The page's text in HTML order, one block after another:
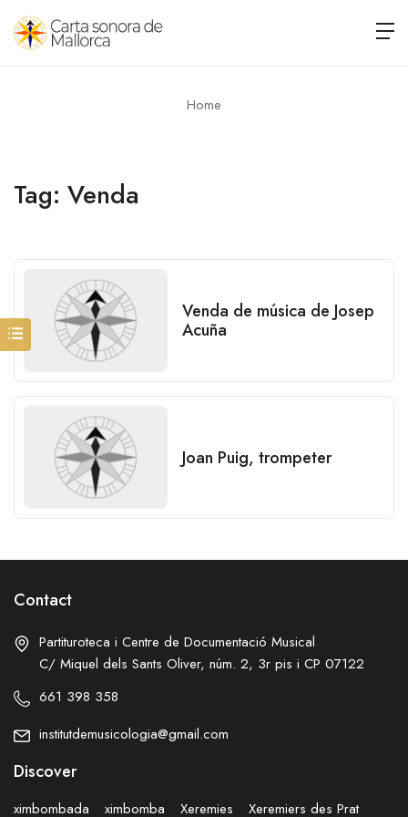
Home
Tag: Venda
Venda de música de Josep
Acuña
Joan Puig, trompeter
Contact
Partituroteca i Centre de Documentació Musical
C/ Miquel dels Sants Oliver, núm. 2, 3r pis i CP 07122
661 398 358
institutdemusicologia@gmail.com
Discover
ximbombada ximbomba Xeremies Xeremiers des Prat